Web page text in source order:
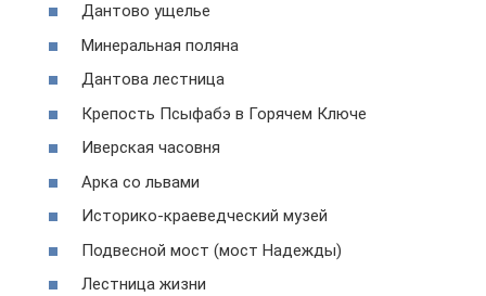
Дантово ущелье
Минеральная поляна
Дантова лестница
Крепость Псыфабэ в Горячем Ключе
Иверская часовня
Арка со львами
Историко-краеведческий музей
Подвесной мост (мост Надежды)
Лестница жизни